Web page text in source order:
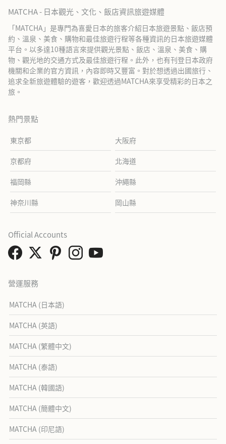
MATCHA - 日本觀光、文化、飯店資訊旅遊媒體
「MATCHA」是專門為喜愛日本的旅客介紹日本旅遊景點、飯店預
約、溫泉、美食、購物和最佳旅遊行程等各種資訊的日本旅遊媒體
平台。以多達10種語言來提供觀光景點、飯店、溫泉、美食、購
物、觀光地的交通方式及最佳旅遊行程。此外，也有刊登日本政府
機關和企業的官方資訊，內容即時又豐富。對於想透過出國旅行、
追求全新旅遊體驗的遊客，歡迎透過MATCHA來享受精彩的日本之
旅。
熱門景點
東京都 大阪府
京都府 北海道
福岡縣 沖繩縣
神奈川縣 岡山縣
營運服務
MATCHA (日本語)
MATCHA (英語)
MATCHA (繁體中文)
MATCHA (泰語)
MATCHA (韓國語)
MATCHA (簡體中文)
MATCHA (印尼語)
Official Accounts